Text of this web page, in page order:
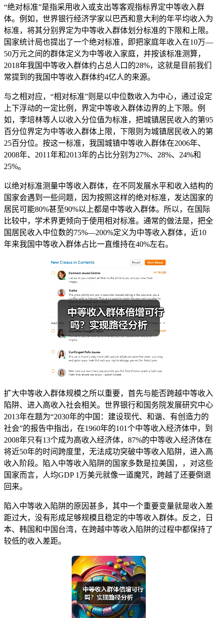
“绝对标准”是指采用收入或支出等客观指标界定中等收入群
体。例如，世界银行经济学家以巴西和意大利的年平均收入为
标准，将其分别界定为中等收入群体划分标准的下限和上限。
国家统计局也提出了一个绝对标准，即把家庭年收入在10万—
50万元之间的群体定义为中等收入家庭，并按该标准测算，
2018年我国中等收入群体约占总人口的28%，这就是目前我们
常提到的我国中等收入群体约4亿人的来源。
与之相对应，“相对标准”则是以中位数收入为中心，通过设定
上下浮动的一定比例，界定中等收入群体边界的上下限。例
如，李培林等人以收入分位值为标准，把城镇居民收入的第95
百分位界定为中等收入群体上限，下限则为城镇居民收入的第
25百分位。按这一标准，我国城镇中等收入群体在2006年、
2008年、2011年和2013年的占比分别为27%、28%、24%和
25%。
以绝对标准测量中等收入群体，在不同发展水平和收入结构的
国家会遇到一些问题，因为按照这样的绝对标准，发达国家的
居民可能80%甚至90%以上都是中等收入群体。所以，在国际
比较中，学术界更倾向于使用相对标准。通常的做法是，把全
国居民收入中位数的75%—200%定义为中等收入群体，近10
年来我国中等收入群体占比一直维持在40%左右。
扩大中等收入群体规模之所以重要，首先与能否跨越中等收入
陷阱、进入高收入社会相关。世界银行和国务院发展研究中心
2013年在题为“2030年的中国：建设现代、和谐、有创造力的
社会”的报告中指出，在1960年的101个中等收入经济体中，到
2008年只有13个成为高收入经济体，87%的中等收入经济体在
将近50年的时间跨度里，无法成功突破中等收入陷阱，进入高
收入阶段。陷入中等收入陷阱的国家多数是拉美国，，对这些
国家而言，人均GDP 1万美元就像一道魔咒，跨越了还要倒退
回来。
陷入中等收入陷阱的原因甚多，其中一个重要变量就是收入差
距过大，没有形成足够规模且稳定的中等收入群体。反之，日
本、韩国和中国台湾，在跨越中等收入陷阱的过程中都保持了
较低的收入差距。